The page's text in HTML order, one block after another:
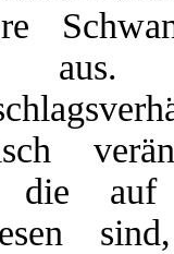
die auf